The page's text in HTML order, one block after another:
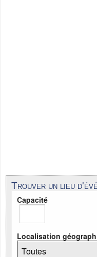
Trouver un lieu
Capacité
Localisation